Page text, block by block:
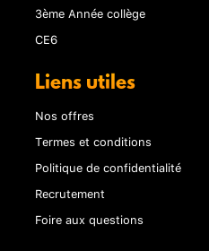
3ème Année collège
CE6
Liens utiles
Nos offres
Termes et conditions
Politique de confidentialité
Recrutement
Foire aux questions